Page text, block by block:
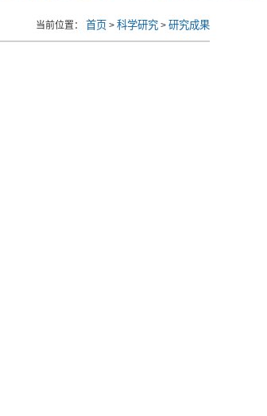
当前位置： 首页 > 科学研究 > 研究成果